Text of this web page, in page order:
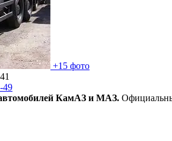
+15 фото
49
КамАЗ и МАЗ.